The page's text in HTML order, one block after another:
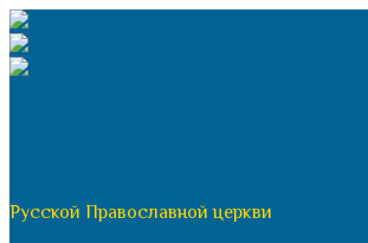
Перейти
к
содержимому
Русской Православной церкви